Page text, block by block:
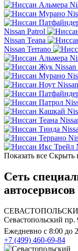
Nissan Patrol
Nissan Teana
Nissan Terrano
Nissan
Показать все Скрыть
Сеть
Севастопольский пр.
Ежедневно с 8:00 до
+7 (499) 460-69-84